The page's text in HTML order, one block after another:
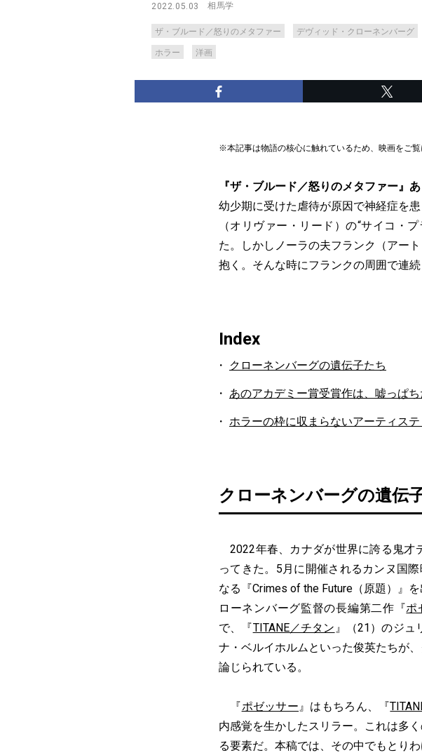
2022.05.03 相馬学
ザ・ブルード／怒りのメタファー デヴィッド・クローネンバーグ
ホラー 洋画
※本記事は物語の核心に触れているため、映画をご覧
『ザ・ブルード／怒りのメタファー』
幼少期に受けた虐待が原因で神経症を
（オリヴァー・リード）の“サイコ・
た。しかしノーラの夫フランク（アー
抱く。そんな時にフランクの周囲で連
Index
クローネンバーグの遺伝子たち
あのアカデミー賞受賞作は、嘘っぱち
ホラーの枠に収まらないアーティス
クローネンバーグの遺伝
2022年春、カナダが世界に誇る鬼才
ってきた。5月に開催されるカンヌ国
なる『Crimes of the Future（原題）』
ローネンバーグ監督の長編第二作『ポ
で、『TITANE／チタン 』（21）のジュ
ナ・ベルイホルムといった俊英たちが
論じられている。
『ポゼッサー』はもちろん、『
内感覚を生かしたスリラー。これは多
る要素だ。本稿では、その中でもとり